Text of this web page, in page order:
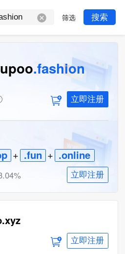
筛选 搜索
.fashion
立即注册
+ .fun + .online
% 立即注册
立即注册